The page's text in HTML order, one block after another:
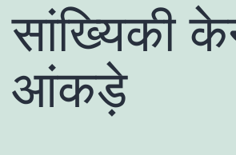
सांख्यिकी
आंकड़े